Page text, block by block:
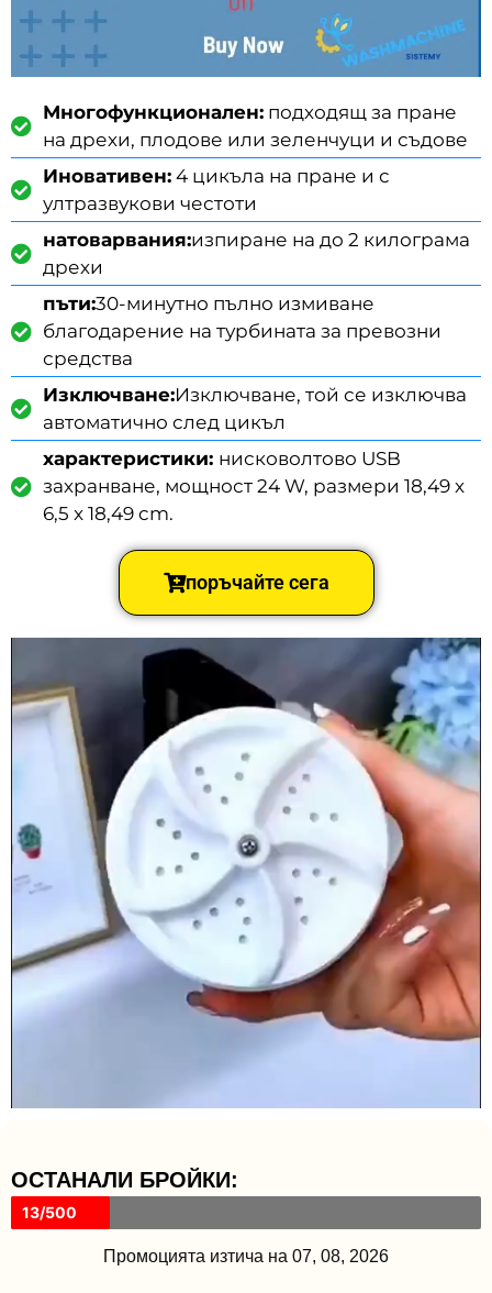
Многофункционален:подходящ за пране
на дрехи, плодове или зеленчуци и съдове
Иновативен:4 цикъла на пране и с
ултразвукови честоти
натоварвания:изпиране на до 2 килограма
дрехи
пъти:30-минутно пълно измиване
благодарение на турбината за превозни
средства
Изключване:Изключване, той се изключва
автоматично след цикъл
характеристики: нисковолтово USB
захранване, мощност 24 W, размери 18,49 x
6,5 x 18,49 cm.
поръчайте сега
ОСТАНАЛИ БРОЙКИ:
13/500
Промоцията изтича на 07, 08, 2026